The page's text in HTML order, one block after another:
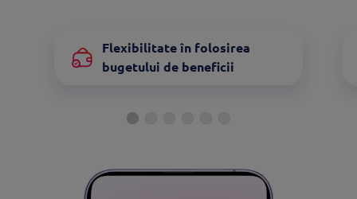
Flexibilitate în folosirea
bugetului de beneficii